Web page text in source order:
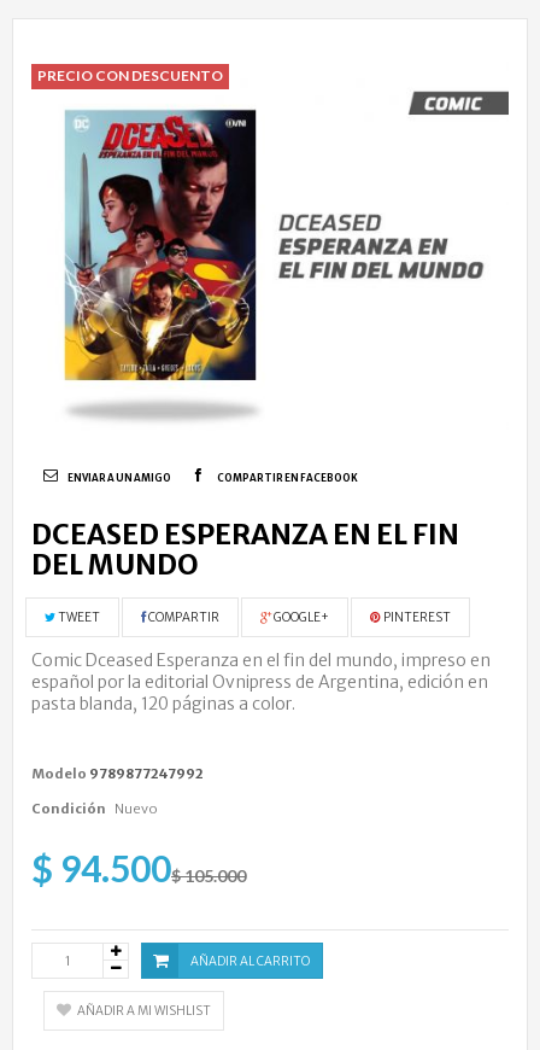
PRECIO CON DESCUENTO
ENVIAR A UN AMIGO COMPARTIR EN FACEBOOK
DCEASED ESPERANZA EN EL FIN
DEL MUNDO
TWEET COMPARTIR GOOGLE+ PINTEREST
Comic Dceased Esperanza en el fin del mundo, impreso en
español por la editorial Ovnipress de Argentina, edición en
pasta blanda, 120 páginas a color.
Modelo 9789877247992
Condición Nuevo
$ 94.500$ 105.000
AÑADIR AL CARRITO
AÑADIR A MI WISHLIST